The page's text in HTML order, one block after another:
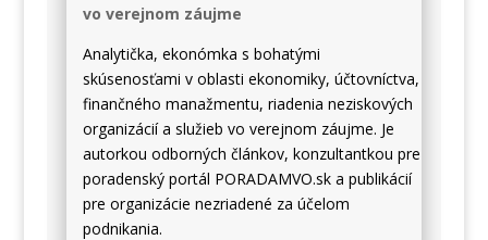
vo verejnom záujme
Analytička, ekonómka s bohatými
skúsenosťami v oblasti ekonomiky, účtovníctva,
finančného manažmentu, riadenia neziskových
organizácií a služieb vo verejnom záujme. Je
autorkou odborných článkov, konzultantkou pre
poradenský portál PORADAMVO.ska publikácií
pre organizácie nezriadené za účelom
podnikania.